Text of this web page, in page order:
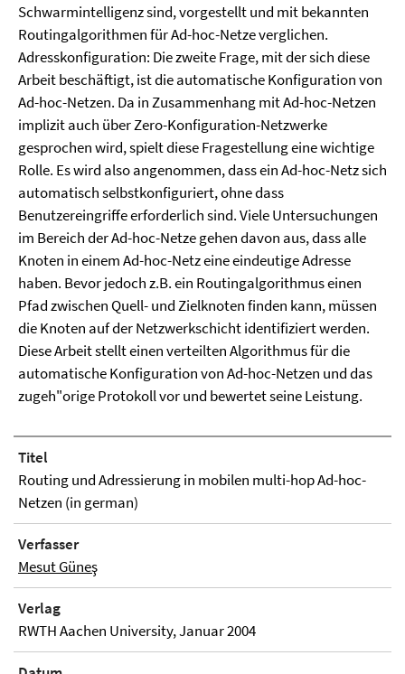
Schwarmintelligenz sind, vorgestellt und mit bekannten
Routingalgorithmen für Ad-hoc-Netze verglichen.
Adresskonfiguration: Die zweite Frage, mit der sich diese
Arbeit beschäftigt, ist die automatische Konfiguration von
Ad-hoc-Netzen. Da in Zusammenhang mit Ad-hoc-Netzen
implizit auch über Zero-Konfiguration-Netzwerke
gesprochen wird, spielt diese Fragestellung eine wichtige
Rolle. Es wird also angenommen, dass ein Ad-hoc-Netz sich
automatisch selbstkonfiguriert, ohne dass
Benutzereingriffe erforderlich sind. Viele Untersuchungen
im Bereich der Ad-hoc-Netze gehen davon aus, dass alle
Knoten in einem Ad-hoc-Netz eine eindeutige Adresse
haben. Bevor jedoch z.B. ein Routingalgorithmus einen
Pfad zwischen Quell- und Zielknoten finden kann, müssen
die Knoten auf der Netzwerkschicht identifiziert werden.
Diese Arbeit stellt einen verteilten Algorithmus für die
automatische Konfiguration von Ad-hoc-Netzen und das
zugeh"orige Protokoll vor und bewertet seine Leistung.
Titel
Routing und Adressierung in mobilen multi-hop Ad-hoc-
Netzen (in german)
Verfasser
Mesut Güneş
Verlag
RWTH Aachen University, Januar 2004